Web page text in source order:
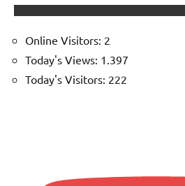
Online Visitors: 2
Today's Views: 1.397
Today's Visitors: 222